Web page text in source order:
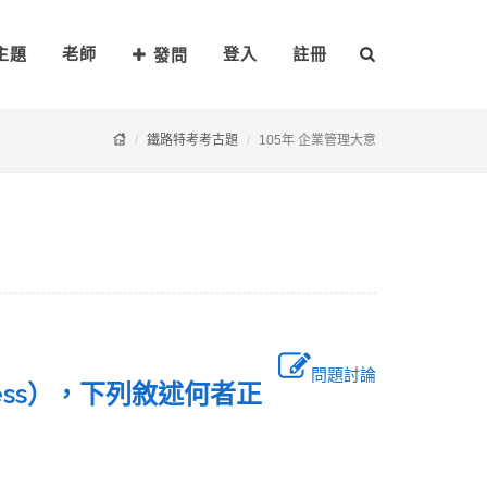
題 老師 發問 登入 註冊
鐵路特考考古題 105年 企業管理大意
問題討論
），下列敘述何者正